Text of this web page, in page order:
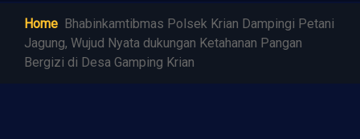
Home Bhabinkamtibmas Polsek Krian Dampingi Petani
Jagung, Wujud Nyata dukungan Ketahanan Pangan
Bergizi di Desa Gamping Krian